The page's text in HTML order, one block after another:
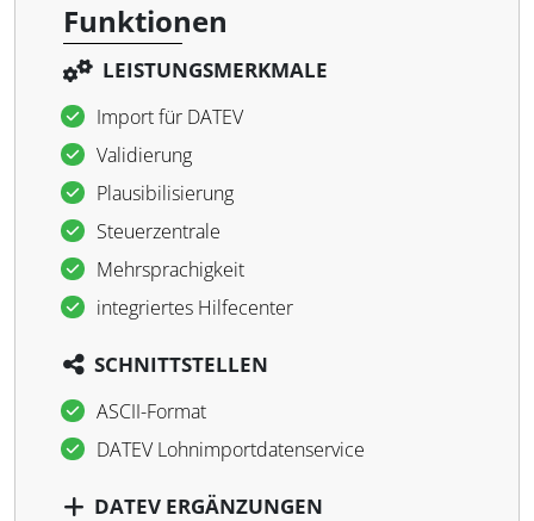
Funktionen
LEISTUNGSMERKMALE
Import für DATEV
Validierung
Plausibilisierung
Steuerzentrale
Mehrsprachigkeit
integriertes Hilfecenter
SCHNITTSTELLEN
ASCII-Format
DATEV Lohnimportdatenservice
DATEV ERGÄNZUNGEN